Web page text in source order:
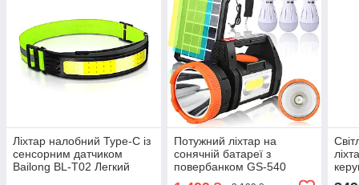
Ліхтар налобний Type-C із
сенсорним датчиком
Bailong BL-T02 Легкий
Потужний ліхтар на
сонячній батареї з
повербанком GS-540
Радіо, MP3, Bluetooth та 3